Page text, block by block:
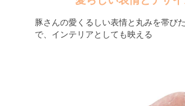
豚さんの愛くるしい表情と丸みを帯び
で、インテリアとしても映える